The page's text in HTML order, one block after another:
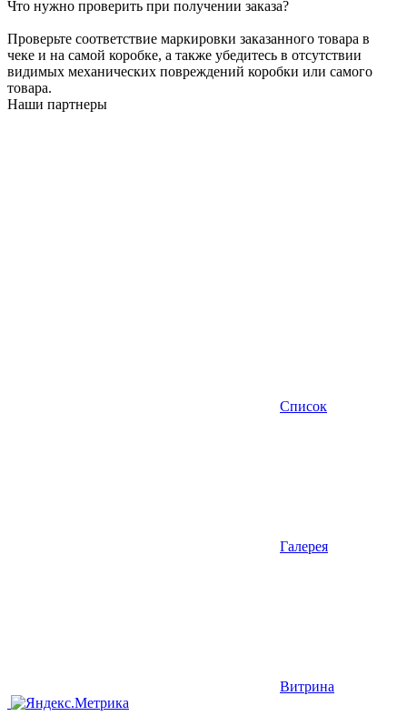
Что нужно проверить при получении заказа?
Проверьте соответствие маркировки заказанного товара в
чеке и на самой коробке, а также убедитесь в отсутствии
видимых механических повреждений коробки или самого
товара.
Наши партнеры
Список
Галерея
Витрина